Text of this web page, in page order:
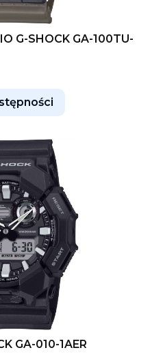
G-SHOCK GA-100TU-
GA-010-1AER